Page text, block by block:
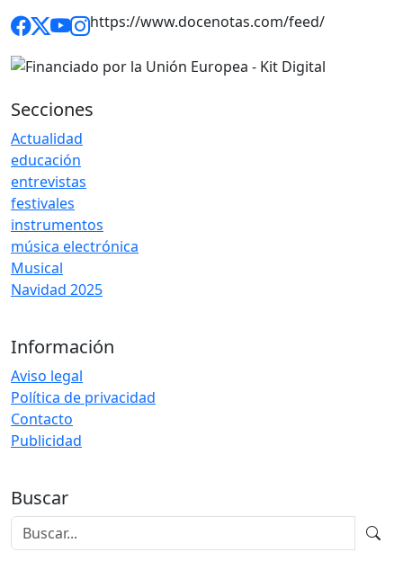
https://www.docenotas.com/feed/
Secciones
Actualidad
educación
entrevistas
festivales
instrumentos
música electrónica
Musical
Navidad 2025
Información
Aviso legal
Política de privacidad
Contacto
Publicidad
Buscar